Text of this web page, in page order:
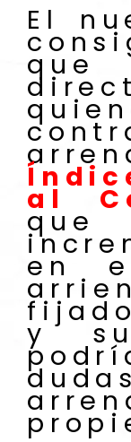
El
al
en
y su